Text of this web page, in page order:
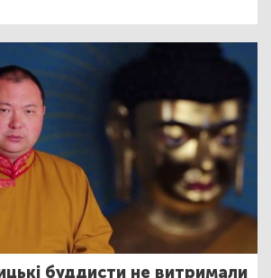
буддисти не витримали